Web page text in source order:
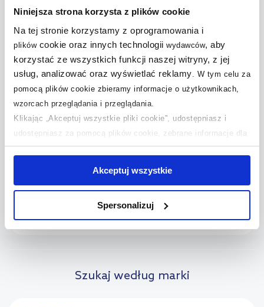
Niniejsza strona korzysta z plików cookie
Na tej stronie korzystamy z oprogramowania i
plikówcookie oraz innych technologii wydawców, aby
korzystać ze wszystkich funkcji naszej witryny, z jej
usług, analizować oraz wyświetlać reklamy
W tym celu za
pomocą plików cookie zbieramy informacje o użytkownikach,
wzorcach przeglądania i przeglądania.
Klikając „Akceptuj wszystkie pliki cookie”, udostępniasz i
udostępniasz za pomocą plików cookie, zebrane informacje dla
użytkowników zewnętrznych, a także nasi partnerzy reklamowi.
jednak, że zablokowane niektóre pliki cookie mogą mieć wpływ
na sposób dostarczania treści niedostosowanych do potrzeb
przejdź do zakładek „Informacje o plikach cookie”.
Akceptuj wszystkie
Spersonalizuj
Jakie wybrać kinkiety do salonu?
Dlaczego warto zamontować kinkiet nad
łóżkiem?
Jak wybrać kinkiety do przedpokoju? +
Czym się kierować przy wyborze kinkietów
+
Gdzie zamontować kinkiet ścienny w
korytarzu?
+
Jak dobrać kinkiet do pomieszczenia? +
Szukaj według marki